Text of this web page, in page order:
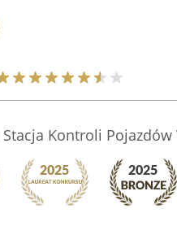
Kontroli Pojazdów